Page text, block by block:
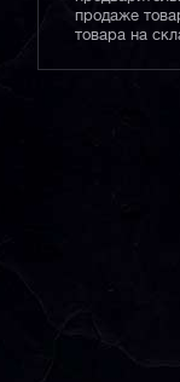
продаже
товара на